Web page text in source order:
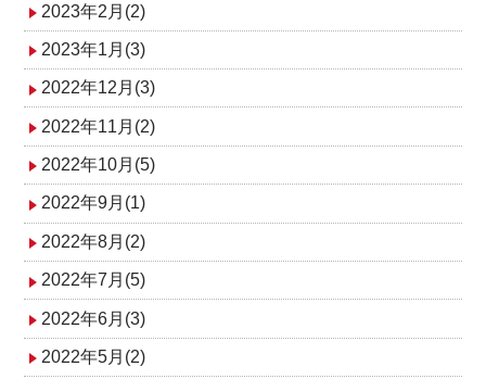
2023年2月(2)
2023年1月(3)
2022年12月(3)
2022年11月(2)
2022年10月(5)
2022年9月(1)
2022年8月(2)
2022年7月(5)
2022年6月(3)
2022年5月(2)